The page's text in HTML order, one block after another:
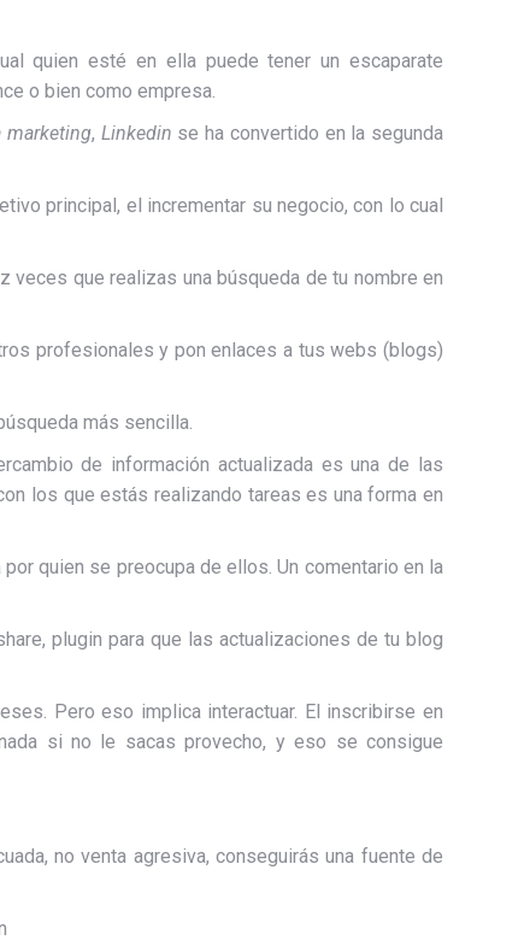
quien esté en ella puede tener un escaparate
o bien como empresa.
marketing, Linkedin se ha convertido en la segunda
principal, el incrementar su negocio, con lo cual
que realizas una búsqueda de tu nombre en
profesionales y pon enlaces a tus webs (blogs)
más sencilla.
de información actualizada es una de las
los que estás realizando tareas es una forma en
quien se preocupa de ellos. Un comentario en la
plugin para que las actualizaciones de tu blog
Pero eso implica interactuar. El inscribirse en
si no le sacas provecho, y eso se consigue
no venta agresiva, conseguirás una fuente de